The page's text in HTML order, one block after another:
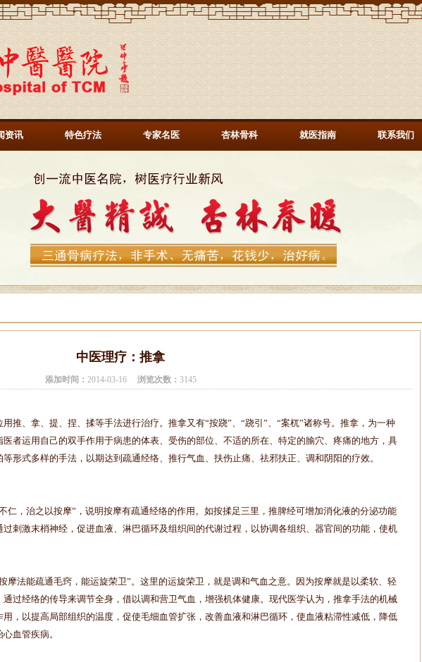
资讯 特色疗法 专家名医 杏林骨科 就医指南 联系我们
中医理疗：推拿
添加时间： 2014-03-16 浏览次数： 3145
推、拿、提、捏、揉等手法进行治疗。推拿又有“按跷”、“跷引”、“案杌”诸称号。推拿，为一种
者运用自己的双手作用于病患的体表、受伤的部位、不适的所在、特定的腧穴、疼痛的地方，具
形式多样的手法，以期达到疏通经络、推行气血、扶伤止痛、祛邪扶正、调和阴阳的疗效。
仁，治之以按摩”，说明按摩有疏通经络的作用。如按揉足三里，推脾经可增加消化液的分泌功能
刺激末梢神经，促进血液、淋巴循环及组织间的代谢过程，以协调各组织、器官间的功能，使机
摩法能疏通毛窍，能运旋荣卫”。这里的运旋荣卫，就是调和气血之意。因为按摩就是以柔软、轻
过经络的传导来调节全身，借以调和营卫气血，增强机体健康。现代医学认为，推拿手法的机械
，以提高局部组织的温度，促使毛细血管扩张，改善血液和淋巴循环，使血液粘滞性减低，降低
血管疾病。